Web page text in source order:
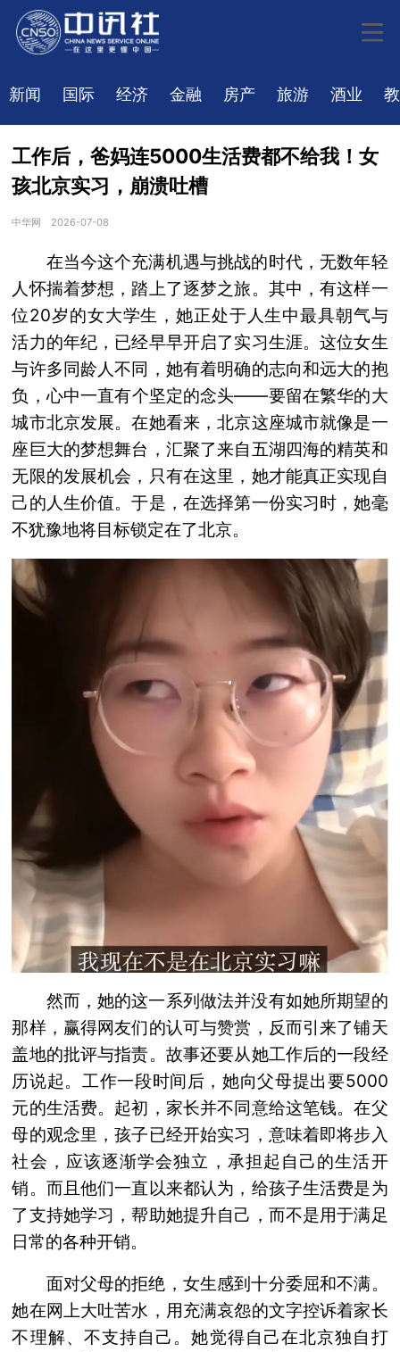
新闻 国际 经济 金融 房产 旅游 酒业
工作后，爸妈连5000生活费都不给我！女
孩北京实习，崩溃吐槽
中华网 2026-07-08
在当今这个充满机遇与挑战的时代，无数年轻
人怀揣着梦想，踏上了逐梦之旅。其中，有这样一
位20岁的女大学生，她正处于人生中最具朝气与
活力的年纪，已经早早开启了实习生涯。这位女生
与许多同龄人不同，她有着明确的志向和远大的抱
负，心中一直有个坚定的念头——要留在繁华的大
城市北京发展。在她看来，北京这座城市就像是一
座巨大的梦想舞台，汇聚了来自五湖四海的精英和
无限的发展机会，只有在这里，她才能真正实现自
己的人生价值。于是，在选择第一份实习时，她毫
不犹豫地将目标锁定在了北京。
然而，她的这一系列做法并没有如她所期望的
那样，赢得网友们的认可与赞赏，反而引来了铺天
盖地的批评与指责。故事还要从她工作后的一段经
历说起。工作一段时间后，她向父母提出要5000
元的生活费。起初，家长并不同意给这笔钱。在父
母的观念里，孩子已经开始实习，意味着即将步入
社会，应该逐渐学会独立，承担起自己的生活开
销。而且他们一直以来都认为，给孩子生活费是为
了支持她学习，帮助她提升自己，而不是用于满足
日常的各种开销。
面对父母的拒绝，女生感到十分委屈和不满。
她在网上大吐苦水，用充满哀怨的文字控诉着家长
不理解、不支持自己。她觉得自己在北京独自打